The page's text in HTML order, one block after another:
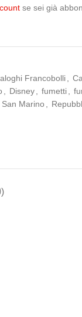
se sei già
Francobolli
Disney fumetti
Marino